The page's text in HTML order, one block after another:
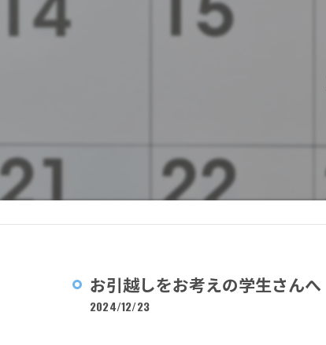
お引越しをお考えの学生さんへ
2024/12/23